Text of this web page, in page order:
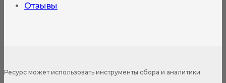
Отзывы
Ресурс может использовать инструменты сбора и аналитики